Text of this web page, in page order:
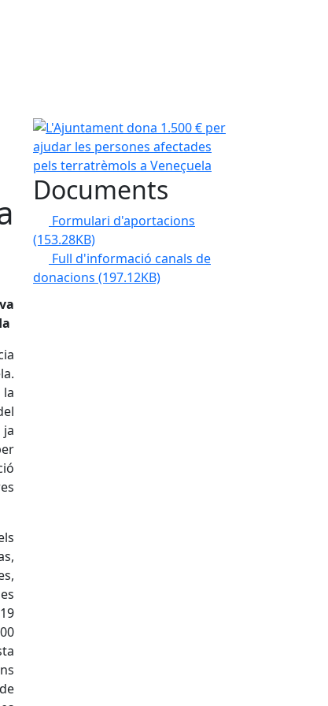
L'Ajuntament dona 1.500 € per ajudar les
Documents
Formulari d'aportacions
(153.28KB)
Full d'informació canals de
donacions (197.12KB)